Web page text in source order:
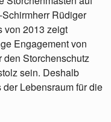
Rüdiger
von 2013 zeigt
Engagement von
Storchenschutz
sein. Deshalb
Lebensraum für die